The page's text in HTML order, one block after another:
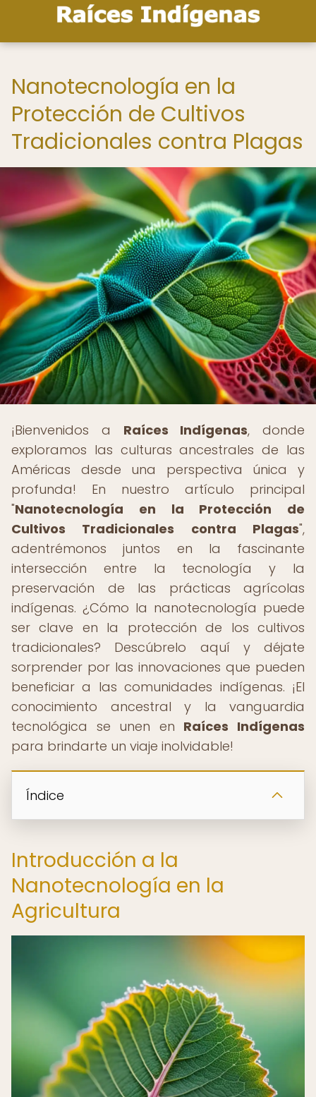
Nanotecnología en la
Protección de Cultivos
Tradicionales contra Plagas
¡Bienvenidos a Raíces Indígenas, donde
exploramos las culturas ancestrales de las
Américas desde una perspectiva única y
profunda! En nuestro artículo principal
"Nanotecnología en la Protección de
Cultivos Tradicionales contra Plagas",
adentrémonos juntos en la fascinante
intersección entre la tecnología y la
preservación de las prácticas agrícolas
indígenas. ¿Cómo la nanotecnología puede
ser clave en la protección de los cultivos
tradicionales? Descúbrelo aquí y déjate
sorprender por las innovaciones que pueden
beneficiar a las comunidades indígenas. ¡El
conocimiento ancestral y la vanguardia
tecnológica se unen en Raíces Indígenas
para brindarte un viaje inolvidable!
Índice
Introducción a la
Nanotecnología en la
Agricultura